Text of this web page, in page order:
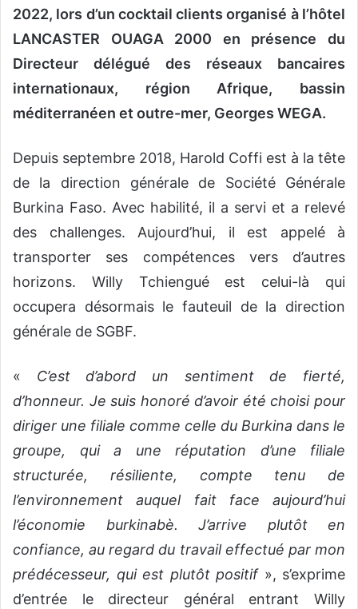
2022, lors d’un cocktail clients organisé àl’hôtel
LANCASTER OUAGA 2000 en présence du
Directeur délégué des réseaux bancaires
internationaux, région Afrique, bassin
méditerranéen et outre-mer, Georges WEGA.
Depuis septembre 2018, Harold Coffi est à la tête
de la direction générale de Société Générale
Burkina Faso. Avec habilité, il a servi et a relevé
des challenges. Aujourd’hui, il est appelé à
transporter ses compétences vers d’autres
horizons. Willy Tchiengué est celui-là qui
occupera désormais le fauteuil de la direction
générale de SGBF.
« C’est d’abord un sentiment de fierté,
d’honneur. Je suis honoré d’avoir été choisi pour
diriger une filiale comme celle du Burkina dans le
groupe, qui a une réputation d’une filiale
structurée, résiliente, compte tenu de
l’environnement auquel fait face aujourd’hui
l’économie burkinabè. J’arrive plutôt en
confiance, au regard du travail effectué par mon
prédécesseur, qui est plutôt positif », s’exprime
d’entrée le directeur général entrant Willy